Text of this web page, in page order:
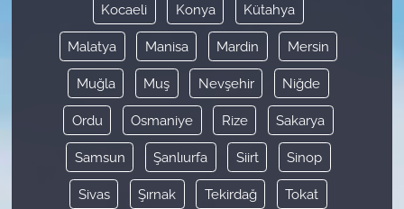
Kocaeli Konya Kütahya
Malatya Manisa Mardin Mersin
Muğla Muş Nevşehir Niğde
Ordu Osmaniye Rize Sakarya
Samsun Şanlıurfa Siirt Sinop
Sivas Şırnak Tekirdağ Tokat